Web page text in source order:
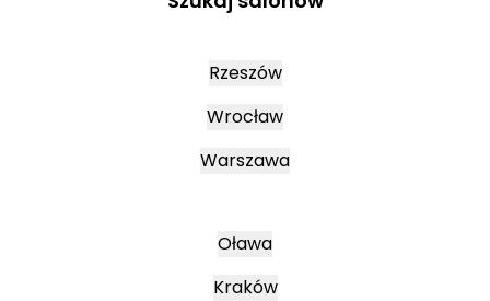
Rzeszów
Wrocław
Warszawa
Oława
Kraków